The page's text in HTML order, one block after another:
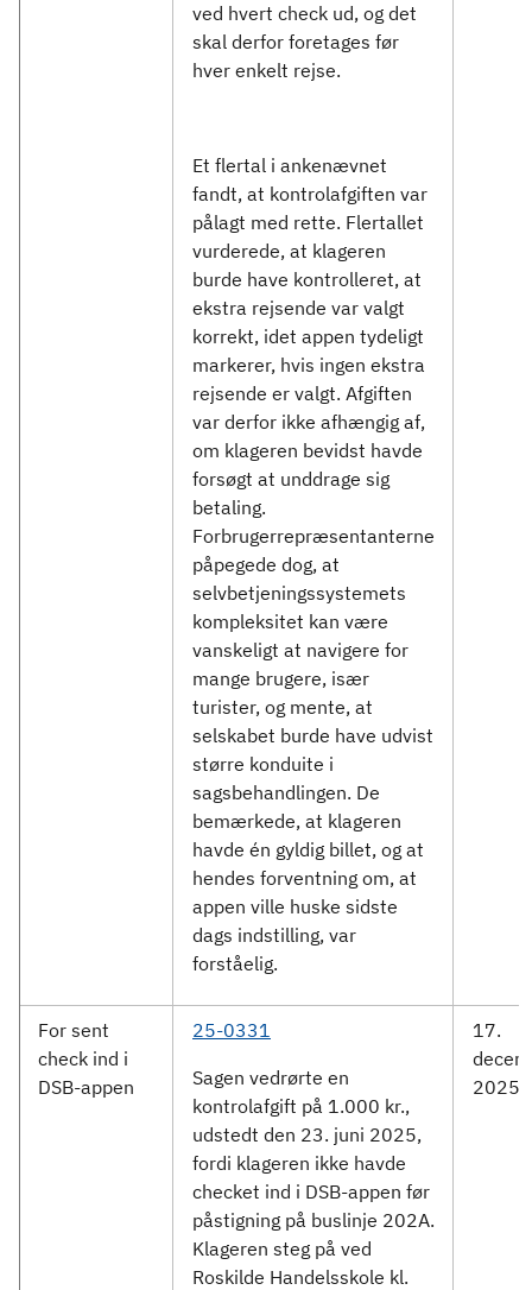
ved hvert check ud, og det
skal derfor foretages før
hver enkelt rejse.
Et flertal i ankenævnet
fandt, at kontrolafgiften var
pålagt med rette. Flertallet
vurderede, at klageren
burde have kontrolleret, at
ekstra rejsende var valgt
korrekt, idet appen tydeligt
markerer, hvis ingen ekstra
rejsende er valgt. Afgiften
var derfor ikke afhængig af,
om klageren bevidst havde
forsøgt at unddrage sig
betaling.
Forbrugerrepræsentanterne
påpegede dog, at
selvbetjeningssystemets
kompleksitet kan være
vanskeligt at navigere for
mange brugere, især
turister, og mente, at
selskabet burde have udvist
større konduite i
sagsbehandlingen. De
bemærkede, at klageren
havde én gyldig billet, og at
hendes forventning om, at
appen ville huske sidste
dags indstilling, var
forståelig.
For sent
check ind i
DSB-appen
25-0331
Sagen vedrørte en
kontrolafgift på 1.000 kr.,
udstedt den 23. juni 2025,
fordi klageren ikke havde
checket ind i DSB-appen før
påstigning på buslinje 202A.
Klageren steg på ved
Roskilde Handelsskole kl.
17.
2025